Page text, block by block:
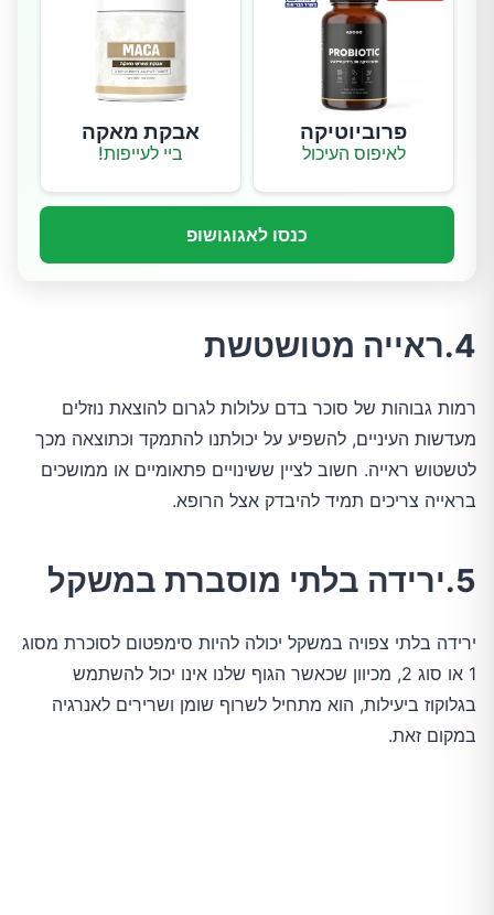
פרוביוטיקה
לאיפוס העיכול
אבקת מאקה
ביי לעייפות!
כנסו לאגוגושופ
4.ראייה מטושטשת
רמות גבוהות של סוכר בדם עלולות לגרום להוצאת נוזלים
מעדשות העיניים, להשפיע על יכולתנו להתמקד וכתוצאה מכך
לטשטוש ראייה. חשוב לציין ששינויים פתאומיים או ממושכים
בראייה צריכים תמיד להיבדק אצל הרופא.
5.ירידה בלתי מוסברת במשקל
ירידה בלתי צפויה במשקל יכולה להיות סימפטום לסוכרת מסוג
1 או סוג 2, מכיוון שכאשר הגוף שלנו אינו יכול להשתמש
בגלוקוז ביעילות, הוא מתחיל לשרוף שומן ושרירים לאנרגיה
במקום זאת.